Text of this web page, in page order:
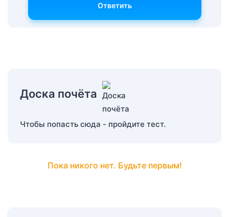
Ответить
Доска почёта
Чтобы попасть сюда - пройдите тест.
Пока никого нет. Будьте первым!